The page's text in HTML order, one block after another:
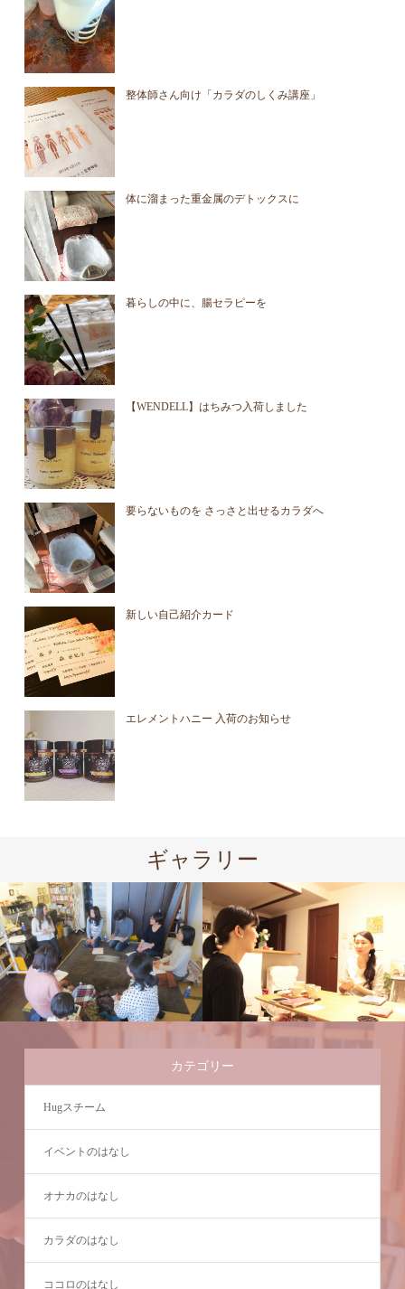
整体師さん向け「カラダのしくみ講座」
体に溜まった重金属のデトックスに
暮らしの中に、腸セラピーを
【WENDELL】はちみつ入荷しました
要らないものを さっさと出せるカラダへ
新しい自己紹介カード
エレメントハニー 入荷のお知らせ
ギャラリー
カテゴリー
Hugスチーム
イベントのはなし
オナカのはなし
カラダのはなし
ココロのはなし